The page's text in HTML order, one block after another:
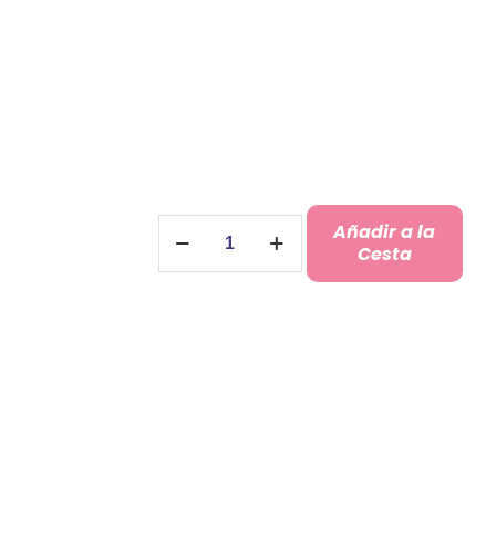
Navidad
con
Añadir a la
Cesta